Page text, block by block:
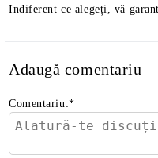
Indiferent ce alegeți, vă
Adaugă comentariu
Comentariu:*